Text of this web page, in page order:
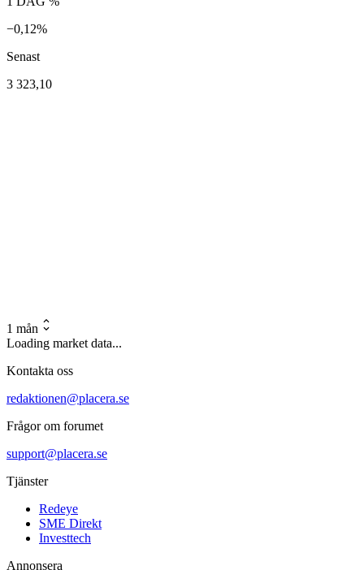
−0,12%
Senast
3 323,10
1 mån
Loading market data...
Kontakta oss
redaktionen@placera.se
Frågor om forumet
support@placera.se
Tjänster
Redeye
SME Direkt
Investtech
Annonsera